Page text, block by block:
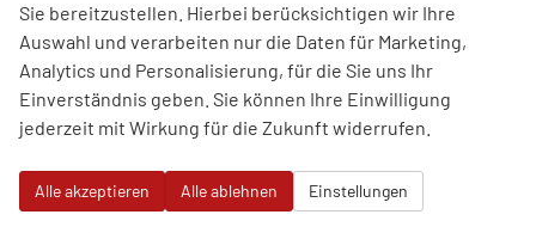
Audi A3 Sportback
S Line 1.5L TFSI
sofort lieferbar Neuwagen
Daytonagrau Perleffekt
Leistung 110 kW (150 PS) Kilometerstand 50 km
36.770,– €
Sie bereitzustellen. Hierbei berücksichtigen wir Ihre
Auswahl und verarbeiten nur die Daten für Marketing,
Analytics und Personalisierung, für die Sie uns Ihr
Einverständnis geben. Sie können Ihre Einwilligung
jederzeit mit Wirkung für die Zukunft widerrufen.
Alle akzeptieren Alle ablehnen Einstellungen